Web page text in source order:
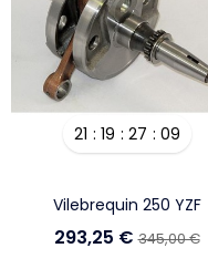
21 19 27 08
Vilebrequin 250 YZF
293,25 €345,00 €